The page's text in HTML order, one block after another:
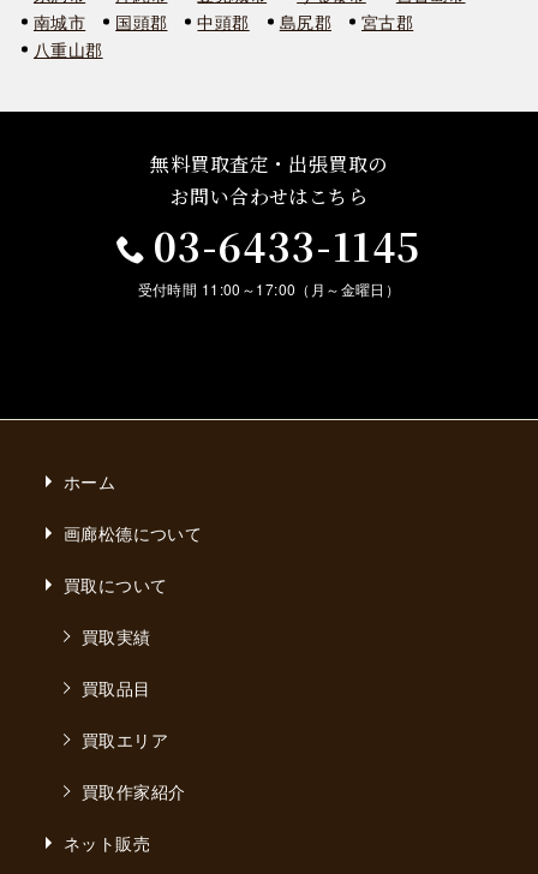
南城市
国頭郡 中頭郡 島尻郡
宮古郡
八重山郡
無料買取査定・出張買取の
お問い合わせはこちら
03-6433-1145
受付時間 11:00～17:00（月～金曜日）
ホーム
画廊松德について
買取について
買取実績
買取品目
買取エリア
買取作家紹介
ネット販売